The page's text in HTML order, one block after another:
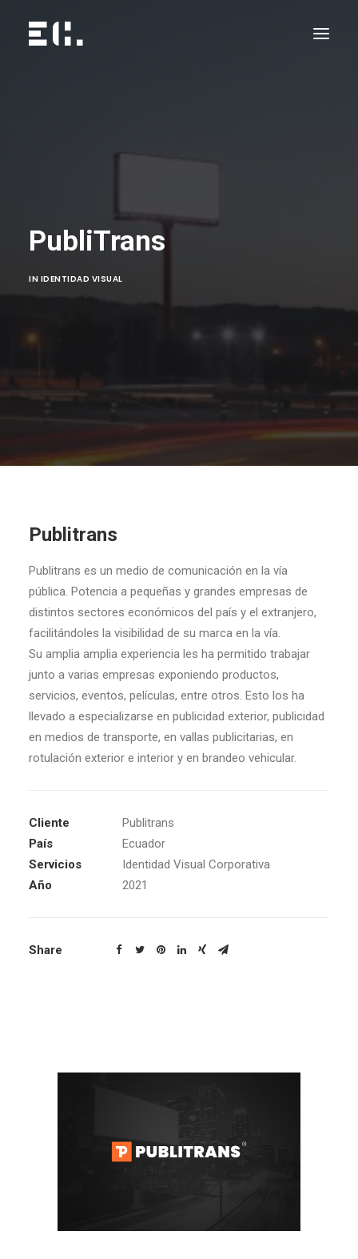
PubliTrans
IN IDENTIDAD VISUAL
Publitrans
Publitrans es un medio de comunicación en la vía
pública. Potencia a pequeñas y grandes empresas de
distintos sectores económicos del país y el extranjero,
facilitándoles la visibilidad de su marca en la vía.
Su amplia amplia experiencia les ha permitido trabajar
junto a varias empresas exponiendo productos,
servicios, eventos, películas, entre otros. Esto los ha
llevado a especializarse en publicidad exterior, publicidad
en medios de transporte, en vallas publicitarias, en
rotulación exterior e interior y en brandeo vehicular.
Cliente
Publitrans
País
Ecuador
Servicios
Identidad Visual Corporativa
Año
2021
Share